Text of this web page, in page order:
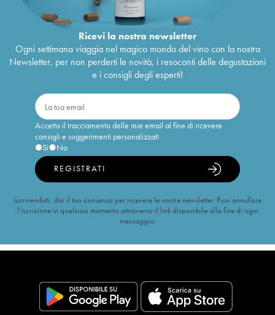
Ricevi la nostra newsletter
Ogni settimana viaggia nel magico mondo del vino con la nostra
Newsletter, per non perderti le novità, i resoconti delle degustazioni
e i consigli degli esperti!
Accetto il tracciamento delle mie email al fine di ricevere
consigli e suggerimenti personalizzati
Sì
No
REGISTRATI
Iscrivendoti, dai il tuo consenso per ricevere le nostre newsletter. Puoi annullare
l’iscrizione in qualsiasi momento attraverso il link disponibile alla fine di ogni
messaggio.